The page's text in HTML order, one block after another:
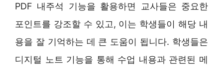
PDF 내주석 기능을 활용하면 교사들은 중요한
포인트를 강조할 수 있고, 이는 학생들이 해당 내
용을 잘 기억하는 데 큰 도움이 됩니다. 학생들은
디지털 노트 기능을 통해 수업 내용과 관련된 메